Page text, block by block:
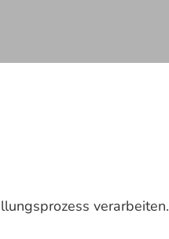
verarbeiten.